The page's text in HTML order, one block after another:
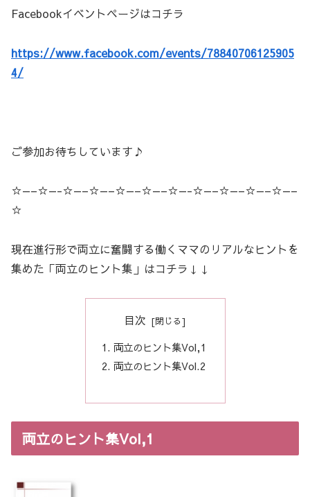
Facebookイベントページはコチラ
https://www.facebook.com/events/78840706125905
4/
ご参加お待ちしています♪
☆—–☆—-☆—–☆—–☆—–☆—–☆—-☆—–☆—–☆—–☆—–
☆
現在進行形で両立に奮闘する働くママのリアルなヒントを
集めた「両立のヒント集」はコチラ↓↓
目次
両立のヒント集Vol,1
両立のヒント集Vol.2
両立のヒント集Vol,1